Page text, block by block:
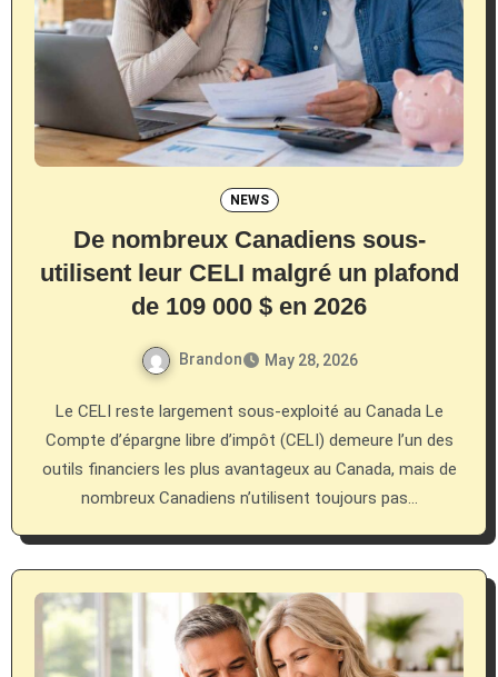
NEWS
De nombreux Canadiens sous-
utilisent leur CELI malgré un plafond
de 109 000 $ en 2026
Brandon May 28, 2026
Le CELI reste largement sous-exploité au Canada Le
Compte d’épargne libre d’impôt (CELI) demeure l’un des
outils financiers les plus avantageux au Canada, mais de
nombreux Canadiens n’utilisent toujours pas…